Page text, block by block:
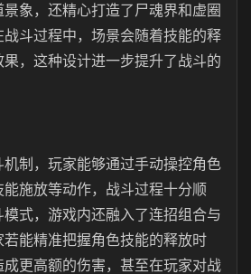
象，还精心打造了尸魂界和虚圈
斗过程中，场景会随着技能的释
，这种设计进一步提升了战斗的
制，玩家能够通过手动操控角色
施放等动作，战斗过程十分顺
式，游戏内还融入了连招组合与
能精准把握角色技能的释放时
更高额的伤害，甚至在玩家对战